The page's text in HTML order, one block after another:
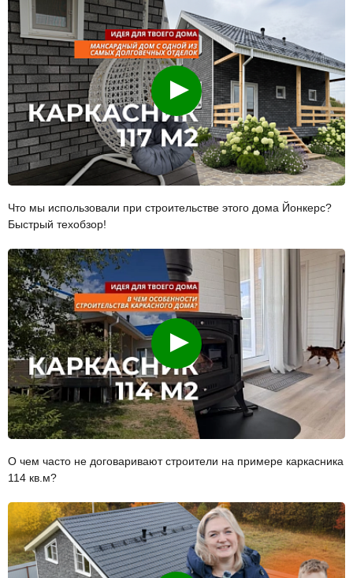
Смотреть
Что мы использовали при строительстве этого дома Йонкерс?
Быстрый техобзор!
Смотреть
О чем часто не договаривают строители на примере каркасника
114 кв.м?